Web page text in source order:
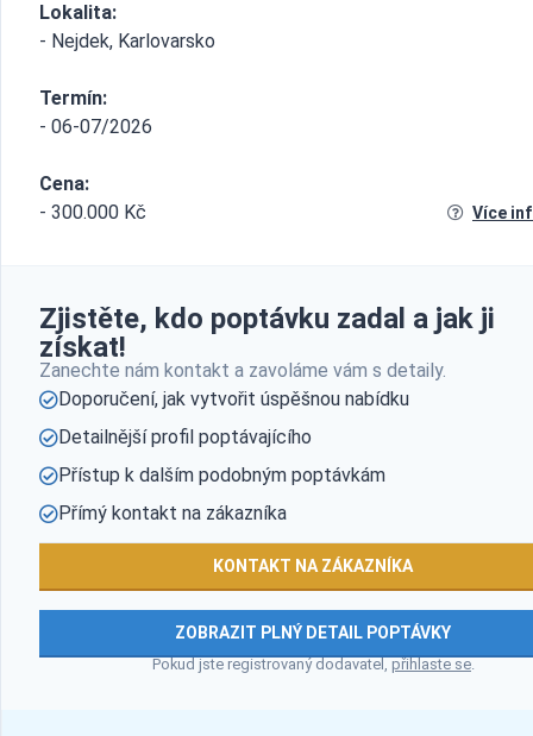
Lokalita:
- Nejdek, Karlovarsko
Termín:
- 06-07/2026
Cena:
- 300.000 Kč
Více
Zjistěte, kdo poptávku zadal a jak ji
získat!
Zanechte nám kontakt a zavoláme vám s detaily.
Doporučení, jak vytvořit úspěšnou nabídku
Detailnější profil poptávajícího
Přístup k dalším podobným poptávkám
Přímý kontakt na zákazníka
KONTAKT NA ZÁKAZNÍKA
ZOBRAZIT PLNÝ DETAIL POPTÁVKY
Pokud jste registrovaný dodavatel, přihlaste se.